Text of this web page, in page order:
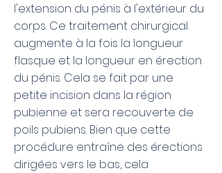
l'extension du pénis à l'extérieur du
corps. Ce traitement chirurgical
augmente à la fois la longueur
flasque et la longueur en érection
du pénis. Cela se fait par une
petite incision dans la région
pubienne et sera recouverte de
poils pubiens. Bien que cette
procédure entraîne des érections
dirigées vers le bas, cela